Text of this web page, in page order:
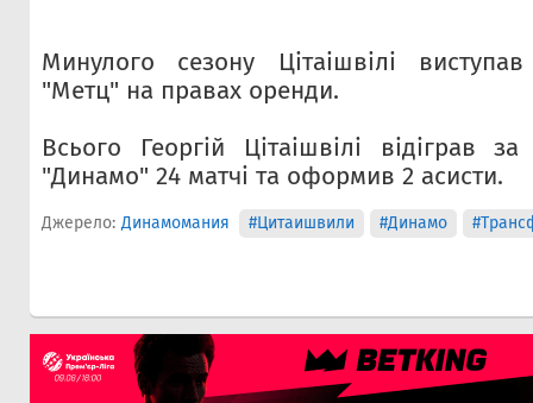
Минулого сезону Цітаішвілі
"Метц" на правах оренди.
Всього Георгій Цітаішвілі відіграв
"Динамо" 24 матчі та оформив 2 асисти.
Джерело: Динамомания #Цитаишвили #Динамо